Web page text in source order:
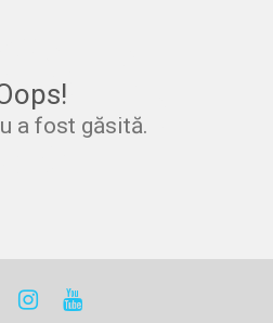
4
a fost găsită.